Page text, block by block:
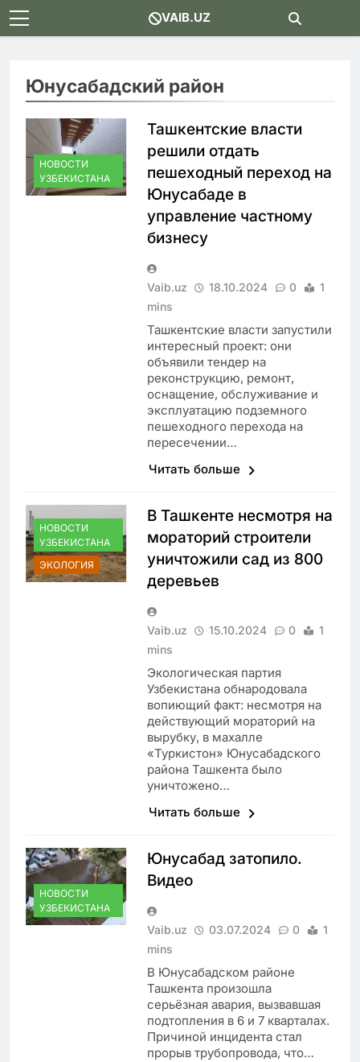
Skip
to
VAIB.UZ
Юнусабадский район
НОВОСТИ
УЗБЕКИСТАНА
Ташкентские власти
решили отдать
пешеходный переход на
Юнусабаде в
управление частному
бизнесу
Vaib.uz 18.10.2024 0
1
mins
Ташкентские власти запустили
интересный проект: они
объявили тендер на
реконструкцию, ремонт,
оснащение, обслуживание и
эксплуатацию подземного
пешеходного перехода на
пересечении…
Читать больше
НОВОСТИ
УЗБЕКИСТАНА
ЭКОЛОГИЯ
В Ташкенте несмотря на
мораторий строители
уничтожили сад из 800
деревьев
Vaib.uz 15.10.2024 0
1
mins
Экологическая партия
Узбекистана обнародовала
вопиющий факт: несмотря на
действующий мораторий на
вырубку, в махалле
«Туркистон» Юнусабадского
района Ташкента было
уничтожено…
Читать больше
НОВОСТИ
УЗБЕКИСТАНА
Юнусабад затопило.
Видео
Vaib.uz 03.07.2024 0
1
mins
В Юнусабадском районе
Ташкента произошла
серьёзная авария, вызвавшая
подтопления в 6 и 7 кварталах.
Причиной инцидента стал
прорыв трубопровода, что…